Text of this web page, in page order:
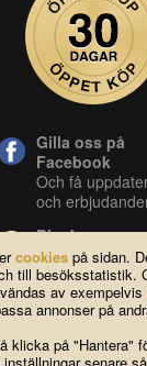
cookies på sidan.
till besöksstatistik.
av exempelvis
annonser på
klicka på "Hantera"
Gilla oss på
Facebook
Och få
och
Blocket
Vår butik på
YouTube
Se våra